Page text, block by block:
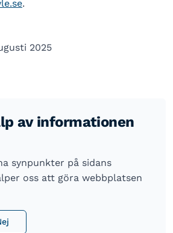
.
2025
av informationen
synpunkter på sidans
oss att göra webbplatsen